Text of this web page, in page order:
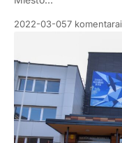
2022-03-057 komentarai